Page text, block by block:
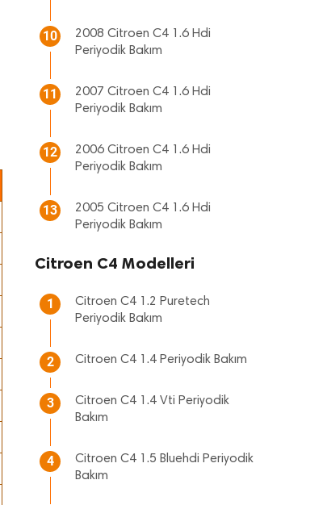
10
2008 Citroen C4 1.6 Hdi
Periyodik Bakım
11
2007 Citroen C4 1.6 Hdi
Periyodik Bakım
12
2006 Citroen C4 1.6 Hdi
Periyodik Bakım
13
2005 Citroen C4 1.6 Hdi
Periyodik Bakım
Citroen C4 Modelleri
1
Citroen C4 1.2 Puretech
Periyodik Bakım
2 Citroen C4 1.4 Periyodik Bakım
3
Citroen C4 1.4 Vti Periyodik
Bakım
4
Citroen C4 1.5 Bluehdi Periyodik
Bakım